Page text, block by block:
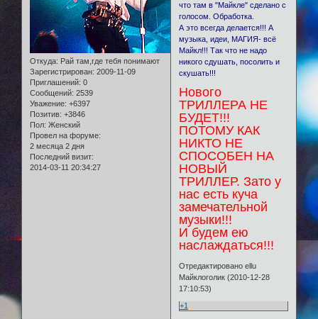
Откуда: Рай там,где тебя понимают
Зарегистрирован: 2009-11-09
Приглашений: 0
Сообщений: 2539
Уважение: +6397
Позитив: +3846
Пол: Женский
Провел на форуме:
2 месяца 2 дня
Последний визит:
2014-03-11 20:34:27
что там в "Майкле" сделано с
голосом. Обработка.
А это всегда делается!!! А
музыка, идеи, МАГИЯ- всё
Майкл!!! Так что не надо
никого сдушать, посолить и
скушать!!!
Нового
ТРИЛЛЕРА НЕ
БУДЕТ!!!
ПОТОМУ КАК
НИКТО НЕ
СПОСОБЕН НА
НОВЫЙ
ТРИЛЛЕР. Зато у
нас есть куча
замечательной
музыки!!!
И будем ею
наслаждаться!!!
Отредактировано ellu
Майклоголик (2010-12-28
17:10:53)
+1